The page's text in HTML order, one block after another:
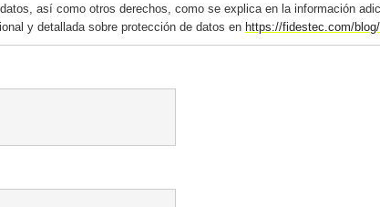
así como otros derechos, como se explica en la información
y detallada sobre protección de datos en https://fidestec.com/